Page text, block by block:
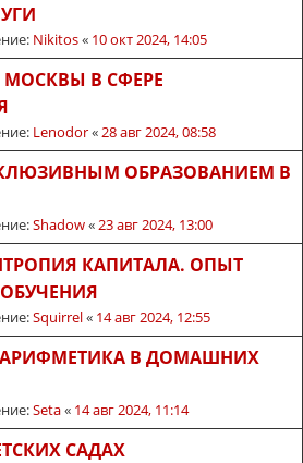
Nikitos« 10 окт 2024, 14:05
В СФЕРЕ
Lenodor« 28 авг 2024, 08:58
ОБРАЗОВАНИЕМ В
Shadow« 23 авг 2024, 13:00
КАПИТАЛА. ОПЫТ
Squirrel« 14 авг 2024, 12:55
В ДОМАШНИХ
Seta« 14 авг 2024, 11:14
САДАХ